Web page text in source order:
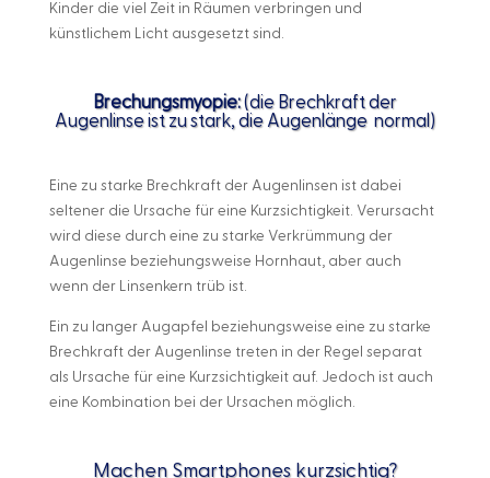
Kinder die viel Zeit in Räumen verbringen und
künstlichem Licht ausgesetzt sind.
Brechungsmyopie:(die Brechkraft der
Augenlinse ist zu stark, die Augenlänge normal)
Eine zu starke Brechkraft der Augenlinsen ist dabei
seltener die Ursache für eine Kurzsichtigkeit. Verursacht
wird diese durch eine zu starke Verkrümmung der
Augenlinse beziehungsweise Hornhaut, aber auch
wenn der Linsenkern trüb ist.
Ein zu langer Augapfel beziehungsweise eine zu starke
Brechkraft der Augenlinse treten in der Regel separat
als Ursache für eine Kurzsichtigkeit auf. Jedoch ist auch
eine Kombination bei der Ursachen möglich.
Machen Smartphones kurzsichtig?